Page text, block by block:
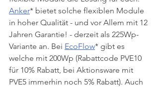
Anker* bietet solche flexiblen Module
in hoher Qualität - und vor Allem mit 12
Jahren Garantie! - derzeit als 225Wp-
Variante an. Bei EcoFlow* gibt es
welche mit 200Wp (Rabattcode PVE10
für 10% Rabatt, bei Aktionsware mit
PVE5 immerhin noch 5% Rabatt). Auch